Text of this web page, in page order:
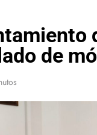
se la come
vinculada al
Cola anuncia el
de